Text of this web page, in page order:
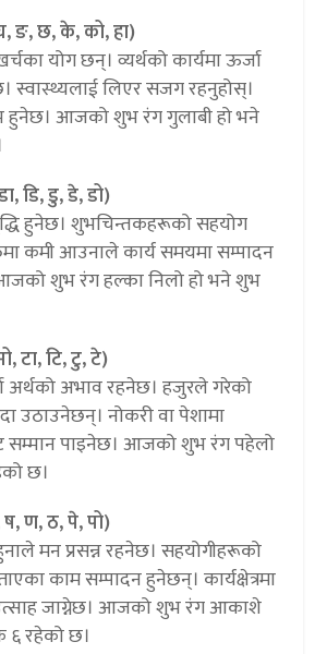
ङ, छ, के, को, हा)
योग छन्। व्यर्थको कार्यमा ऊर्जा
स्वास्थ्यलाई लिएर सजग रहनुहोस्।
हुनेछ। आजको शुभ रंग गुलाबी हो भने
डि, डु, डे, डो)
हुनेछ। शुभचिन्तकहरूको सहयोग
कमी आउनाले कार्य समयमा सम्पादन
आजको शुभ रंग हल्का निलो हो भने शुभ
टा, टि, टु, टे)
अर्थको अभाव रहनेछ। हजुरले गरेको
उठाउनेछन्। नोकरी वा पेशामा
सम्मान पाइनेछ। आजको शुभ रंग पहेलो
छ।
ष, ण, ठ, पे, पो)
हुनाले मन प्रसन्न रहनेछ। सहयोगीहरूको
काम सम्पादन हुनेछन्। कार्यक्षेत्रमा
जाग्नेछ। आजको शुभ रंग आकाशे
रहेको छ।